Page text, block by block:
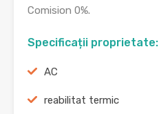
Comision 0%.
Specificații proprietate:
AC
reabilitat termic